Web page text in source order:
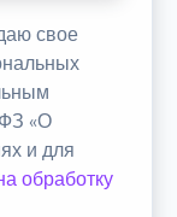
свое
«О
и для
обработку